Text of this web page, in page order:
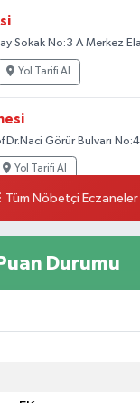
Sokak No:3 A Merkez
Yol Tarifi Al
Görür Bulvarı
Yol Tarifi Al
Kemal Caddesi No:54-1
Yol Tarifi Al
Yıldırım Sokak No:13
Tüm Nöbetçi Eczaneler
Durumu